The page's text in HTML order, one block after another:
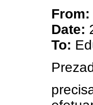
From:
Date:
To: